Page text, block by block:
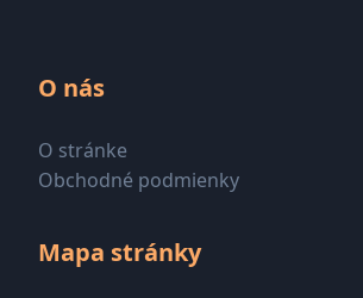
O nás
O stránke
Obchodné podmienky
Mapa stránky